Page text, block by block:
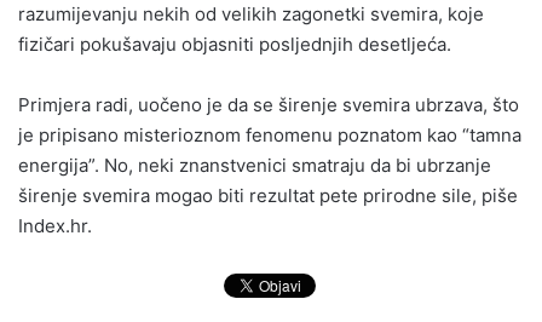
razumijevanju nekih od velikih zagonetki svemira, koje
fizičari pokušavaju objasniti posljednjih desetljeća.
Primjera radi, uočeno je da se širenje svemira ubrzava, što
je pripisano misterioznom fenomenu poznatom kao “tamna
energija”. No, neki znanstvenici smatraju da bi ubrzanje
širenje svemira mogao biti rezultat pete prirodne sile, piše
Index.hr.